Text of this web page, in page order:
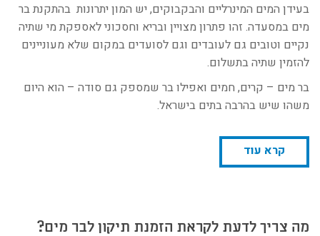
בעידן המים המינרליים והבקבוקים, יש המון יתרונות בהתקנת בר
מים במסעדה. זהו פתרון מצויין ובריא וחסכוני לאספקת מי שתיה
נקיים וטובים גם לעובדים וגם לסועדים במקום שלא מעוניינים
להזמין שתיה בתשלום.
בר מים – קרים, חמים ואפילו בר שמספק גם סודה – הוא היום
משהו שיש בהרבה בתים בישראל.
קרא עוד
מה צריך לדעת לקראת הזמנת תיקון לבר מים?